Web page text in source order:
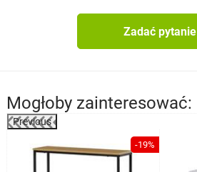
Zadać pytanie
Mogłoby zainteresować:
Previous
-19%